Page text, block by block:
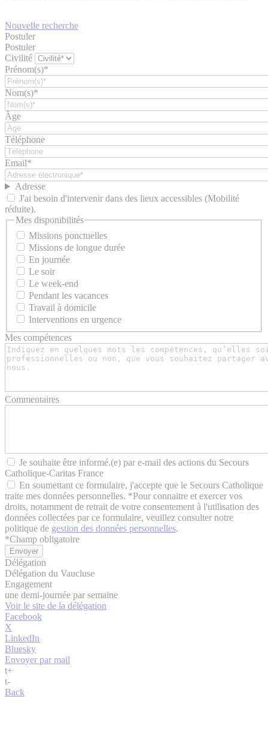
Nouvelle recherche
Postuler
Postuler
Civilité
Prénom(s)*
Nom(s)*
Âge
Téléphone
Email*
Adresse
J'ai besoin d'intervenir dans des lieux accessibles (Mobilité
réduite).
Mes disponibilités
Missions ponctuelles
Missions de longue durée
En journée
Le soir
Le week-end
Pendant les vacances
Travail à domicile
Interventions en urgence
Mes compétences
Commentaires
Je souhaite être informé.(e) par e-mail des actions du Secours
Catholique-Caritas France
En soumettant ce formulaire, j'accepte que le Secours Catholique
traite mes données personnelles. *Pour connaitre et exercer vos
droits, notamment de retrait de votre consentement à l'utilisation des
données collectées par ce formulaire, veuillez consulter notre
politique de gestion des données personnelles.
*Champ obligatoire
Délégation
Délégation du Vaucluse
Engagement
une demi-journée par semaine
Voir le site de la délégation
Facebook
X
LinkedIn
Bluesky
Envoyer par mail
t+
t-
Back